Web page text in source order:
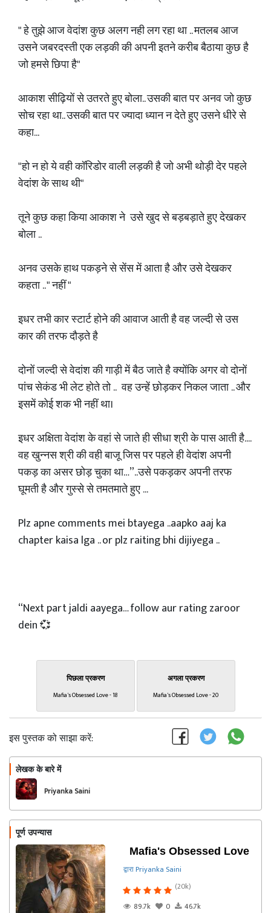
" हे तुझे आज वेदांश कुछ अलग नही लग रहा था .. मतलब आज
उसने जबरदस्ती एक लड़की की अपनी इतने करीब बैठाया कुछ है
जो हमसे छिपा है"
आकाश सीढ़ियों से उतरते हुए बोला.. उसकी बात पर अनव जो कुछ
सोच रहा था.. उसकी बात पर ज्यादा ध्यान न देते हुए उसने धीरे से
कहा...
"हो न हो ये वही कॉरिडोर वाली लड़की है जो अभी थोड़ी देर पहले
वेदांश के साथ थी"
तूने कुछ कहा किया आकाश ने उसे खुद से बड़बड़ाते हुए देखकर
बोला ..
अनव उसके हाथ पकड़ने से सेंस में आता है और उसे देखकर
कहता .. " नहीं "
इधर तभी कार स्टार्ट होने की आवाज आती है वह जल्दी से उस
कार की तरफ दौड़ते है
दोनों जल्दी से वेदांश की गाड़ी में बैठ जाते है क्योंकि अगर वो दोनों
पांच सेकंड भी लेट होते तो .. वह उन्हें छोड़कर निकल जाता .. और
इसमें कोई शक भी नहीं था।
इधर अक्षिता वेदांश के वहां से जाते ही सीधा श्री के पास आती है....
वह खुन्नस श्री की वही बाजू जिस पर पहले ही वेदांश अपनी
पकड़ का असर छोड़ चुका था…”..उसे पकड़कर अपनी तरफ
घूमती है और गुस्से से तमतमाते हुए ...
Plz apne comments mei btayega ..aapko aaj ka
chapter kaisa lga .. or plz raiting bhi dijiyega ..
“Next part jaldi aayega… follow aur rating zaroor
dein 💞
पिछला प्रकरण
Mafia's Obsessed Love - 18
अगला प्रकरण
Mafia's Obsessed Love - 20
इस पुस्तक को साझा करें:
लेखक के बारे में
Priyanka Saini
पूर्ण उपन्यास
Mafia's Obsessed Love
द्वारा Priyanka Saini
(20k)
89.7k
0 46.7k